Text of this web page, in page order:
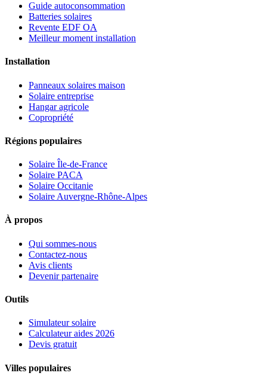
Guide autoconsommation
Batteries solaires
Revente EDF OA
Meilleur moment installation
Installation
Panneaux solaires maison
Solaire entreprise
Hangar agricole
Copropriété
Régions populaires
Solaire Île-de-France
Solaire PACA
Solaire Occitanie
Solaire Auvergne-Rhône-Alpes
À propos
Qui sommes-nous
Contactez-nous
Avis clients
Devenir partenaire
Outils
Simulateur solaire
Calculateur aides 2026
Devis gratuit
Villes populaires